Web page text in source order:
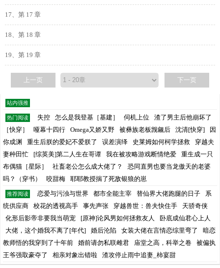
17、第 17 章
18、第 18 章
19、第 19 章
上一页 下一页
站内强推
热门阅读 失控 怎么是我登基［基建］ 伺机上位
渣了男主后他崩坏了
［快穿］
哑幕十四行 Omega又娇又野 被彝族老板觊觎后 沈清[快穿]
因
你成渊
重生后朕的爱妃不爱朕了 误差演绎 史莱姆如何柯学拯救
穿越夫
妻种田忙
[综英美]第二人生在哥谭 我在被攻略游戏断情绝爱
重生成一只
布偶猫［星际］
社畜老公怎么成大佬了？
恐同直男也要当龙傲天的老婆
吗？（穿书）
咬甜梅 耶耶教授揣了死敌银狼的崽
推荐阅读 恋爱与污浊与世界 都市全能主宰 替仙界大佬跑腿的日子
系
统供应商
校花的透视高手 事先声张 穿越兽世：兽夫快住手
天骄奇侠
化形后影帝非要我当萌宠
[原神]论风男如何拯救友人
卧底成仙君心上人
大佬，这个婚我不离了[年代]
婚后沦陷 女装大佬在言情恋综里弯了
暗恋
教师悟的我穿到了十年前
婚前请勿私联雌君 庙堂之高，科举之卷
被偏执
王爷强取豪夺了
相亲对象出错啦 渣攻停止雨中追妻_柿宴甜